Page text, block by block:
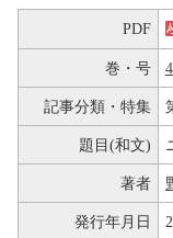
PDF
巻・号
記事分類・特集
題目(和文)
著者
発行年月日